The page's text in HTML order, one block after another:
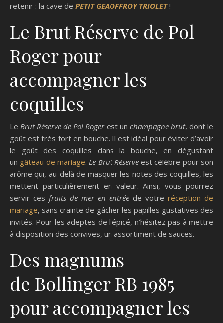
retenir : la cave de PETIT GEAOFFROY TRIOLET!
Le Brut Réserve de Pol
Roger pour
accompagner les
coquilles
Le Brut Réserve de Pol Rogerest un champagne brut, dont le
goût est très fort en bouche. Il est idéal pour éviter d’avoir
le goût des coquilles dans la bouche, en dégustant
un gâteau de mariage. Le Brut Réserveest célèbre pour son
arôme qui, au-delà de masquer les notes des coquilles, les
mettent particulièrement en valeur. Ainsi, vous pourrez
servir ces fruits de mer en entrée de votre réception de
mariage, sans crainte de gâcher les papilles gustatives des
invités. Pour les adeptes de l’épicé, n’hésitez pas à mettre
à disposition des convives, un assortiment de sauces.
Des magnums
de Bollinger RB 1985
pour accompagner les